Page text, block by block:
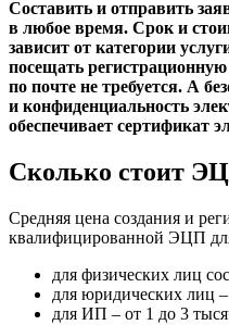
Составить и отправить
в любое время. Срок и
зависит от категории
посещать
по почте не требуется. А
и конфиденциальность
обеспечивает сертификат
Сколько стоит
Средняя цена создания и
квалифицированной ЭЦП
для физических лиц
для юридических лиц
для ИП – от 1 до 3